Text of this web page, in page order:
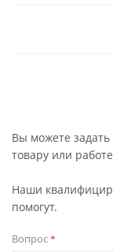
Вы можете
товару или
Наши
помогут.
Вопрос*